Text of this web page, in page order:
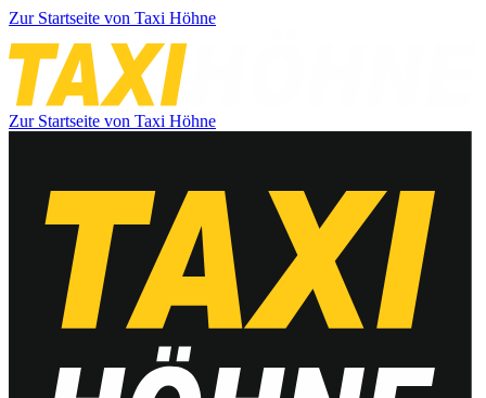
Zur Startseite von Taxi Höhne
Zur Startseite von Taxi Höhne